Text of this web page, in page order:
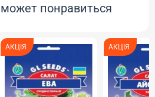
понравиться
АКЦІЯ АКЦІЯ